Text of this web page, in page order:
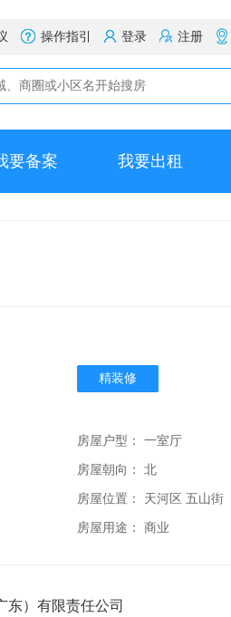
操作指引 登录 注册
要备案 我要出租
精装修
房屋户型： 一室厅
房屋朝向： 北
房屋位置： 天河区 五山街
房屋用途： 商业
东）有限责任公司